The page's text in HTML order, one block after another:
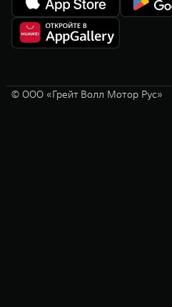
© ООО «Грейт Волл Мотор Рус»